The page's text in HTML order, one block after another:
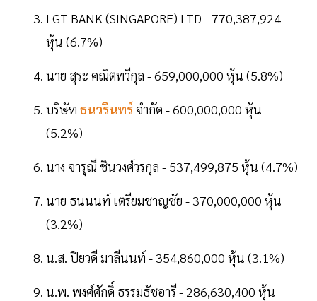
LGT BANK (SINGAPORE) LTD - 770,387,924
หุ้น (6.7%)
นาย สุระ คณิตทวีกุล - 659,000,000 หุ้น (5.8%)
บริษัท ธนวรินทร์ จำกัด - 600,000,000 หุ้น
(5.2%)
นาง จารุณี ชินวงศ์วรกุล - 537,499,875 หุ้น (4.7%)
นาย ธนนนท์ เตรียมชาญชัย - 370,000,000 หุ้น
(3.2%)
น.ส. ปิยวดี มาลีนนท์ - 354,860,000 หุ้น (3.1%)
น.พ. พงศ์ศักดิ์ ธรรมธัชอารี - 286,630,400 หุ้น